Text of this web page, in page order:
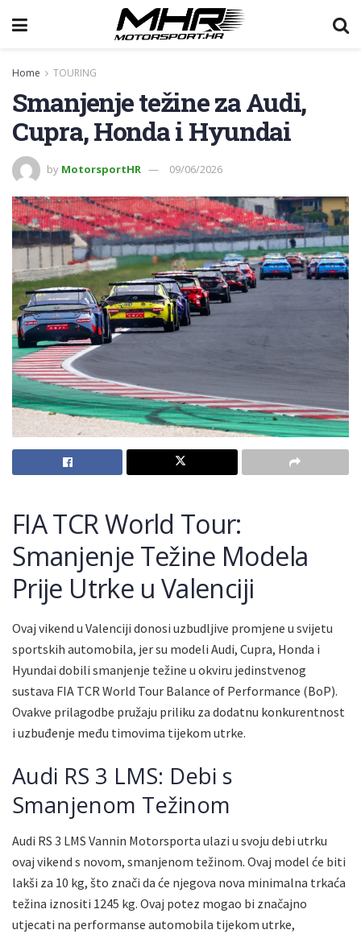
Home TOURING
Smanjenje težine za Audi,
Cupra, Honda i Hyundai
by MotorsportHR 09/06/2026
FIA TCR World Tour:
Smanjenje Težine Modela
Prije Utrke u Valenciji
Ovaj vikend u Valenciji donosi uzbudljive promjene u svijetu
sportskih automobila, jer su modeli Audi, Cupra, Honda i
Hyundai dobili smanjenje težine u okviru jedinstvenog
sustava FIA TCR World Tour Balance of Performance (BoP).
Ovakve prilagodbe pružaju priliku za dodatnu konkurentnost
i uzbuđenje među timovima tijekom utrke.
Audi RS 3 LMS: Debi s
Smanjenom Težinom
Audi RS 3 LMS Vannin Motorsporta ulazi u svoju debi utrku
ovaj vikend s novom, smanjenom težinom. Ovaj model će biti
lakši za 10 kg, što znači da će njegova nova minimalna trkaća
težina iznositi 1245 kg. Ovaj potez mogao bi značajno
utjecati na performanse automobila tijekom utrke,